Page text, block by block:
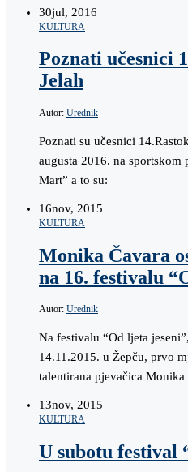
30jul, 2016
KULTURA
Poznati učesnici
Jelah
Autor: Urednik
Poznati su učesnici
augusta 2016. na
Mart” a to su:
16nov, 2015
KULTURA
Monika Čavara
na 16. festivalu
Autor: Urednik
Na festivalu “Od ljeta
14.11.2015. u Žepču, prvo
talentirana pjevačica
13nov, 2015
KULTURA
U subotu festival